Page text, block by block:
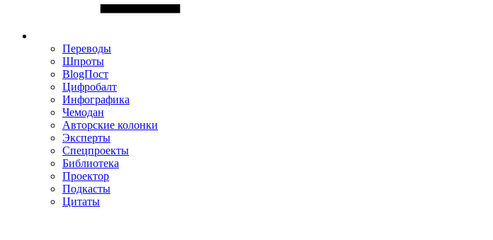
Переводы
Шпроты
BlogПост
Цифробалт
Инфографика
Чемодан
Авторские колонки
Эксперты
Спецпроекты
Библиотека
Проектор
Подкасты
Цитаты